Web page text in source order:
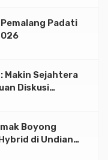
Padati
Makin Sejahtera
Diskusi
Boyong
di Undian